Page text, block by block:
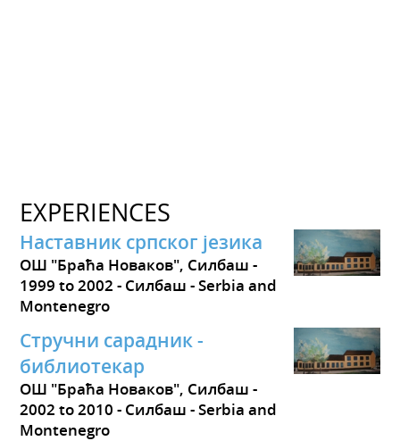
EXPERIENCES
Наставник српског језика
ОШ "Браћа Новаков", Силбаш
1999 to 2002 Силбаш
Serbia and
Montenegro
Стручни сарадник -
библиотекар
ОШ "Браћа Новаков", Силбаш
2002 to 2010 Силбаш
Serbia and
Montenegro